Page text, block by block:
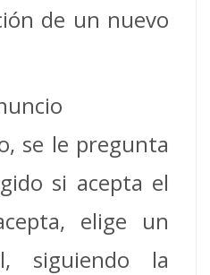
de un nuevo
se le pregunta
si acepta el
elige un
siguiendo la